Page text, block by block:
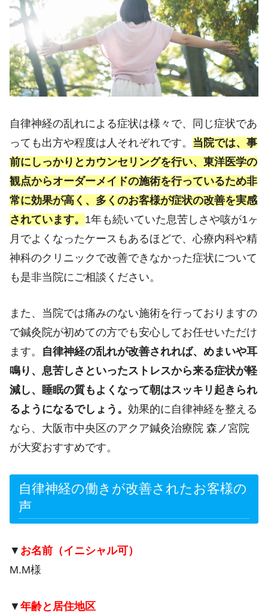
自律神経の乱れによる症状は様々で、同じ症状であ
っても出方や程度は人それぞれです。 当院では、事
前にしっかりとカウンセリングを行い、東洋医学の
観点からオーダーメイドの施術を行っているため非
常に効果が高く、多くのお客様が症状の改善を実感
されています。 1年も続いていた息苦しさや咳が1ヶ
月でよくなったケースもあるほどで、心療内科や精
神科のクリニックで改善できなかった症状について
も是非当院にご相談ください。
また、当院では痛みのない施術を行っておりますの
で鍼灸院が初めての方でも安心してお任せいただけ
ます。 自律神経の乱れが改善されれば、めまいや耳
鳴り、息苦しさといったストレスから来る症状が軽
減し、睡眠の質もよくなって朝はスッキリ起きられ
るようになるでしょう。 効果的に自律神経を整える
なら、大阪市中央区のアクア鍼灸治療院 森ノ宮院
が大変おすすめです。
自律神経の働きが改善されたお客様の
声
▼ お名前（イニシャル可）
M.M様
▼ 年齢と居住地区